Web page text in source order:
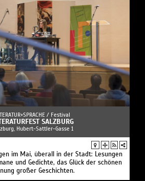
/ Festival
SALZBURG
Hubert-Sattler-Gasse 1
im Mai, überall in der Stadt: Lesungen
und Gedichte, das Glück der schönen
großer Geschichten.